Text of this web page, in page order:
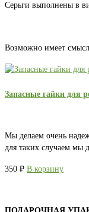
Серьги выполнены в
Возможно имеет смысл
Запасные гайки для
Мы делаем очень
для таких случаем мы
350 ₽ В корзину